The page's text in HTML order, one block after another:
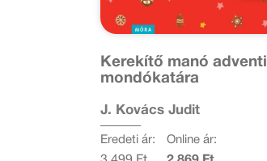
Kerekítő manó adventi
mondókatára
J. Kovács Judit
Eredeti ár:
Online ár: